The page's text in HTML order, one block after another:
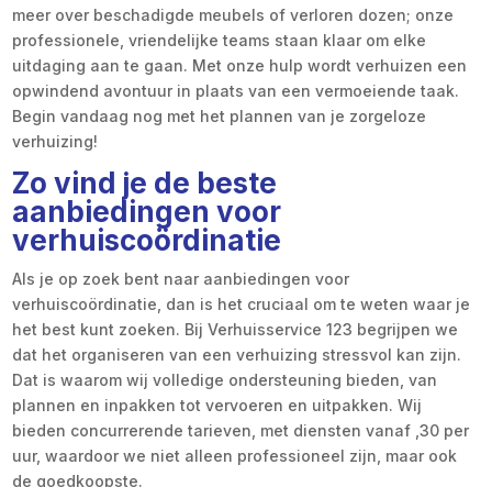
meer over beschadigde meubels of verloren dozen; onze
professionele, vriendelijke teams staan klaar om elke
uitdaging aan te gaan. Met onze hulp wordt verhuizen een
opwindend avontuur in plaats van een vermoeiende taak.
Begin vandaag nog met het plannen van je zorgeloze
verhuizing!
Zo vind je de beste
aanbiedingen voor
verhuiscoördinatie
Als je op zoek bent naar aanbiedingen voor
verhuiscoördinatie, dan is het cruciaal om te weten waar je
het best kunt zoeken. Bij Verhuisservice 123 begrijpen we
dat het organiseren van een verhuizing stressvol kan zijn.
Dat is waarom wij volledige ondersteuning bieden, van
plannen en inpakken tot vervoeren en uitpakken. Wij
bieden concurrerende tarieven, met diensten vanaf ,30 per
uur, waardoor we niet alleen professioneel zijn, maar ook
de goedkoopste.